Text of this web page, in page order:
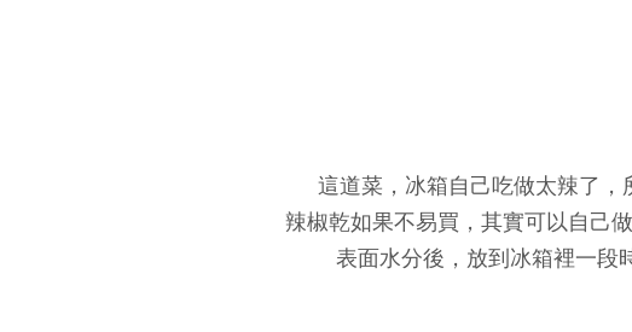
這道菜，冰箱自己吃做太辣了，
辣椒乾如果不易買，其實可以自己
表面水分後，放到冰箱裡一段